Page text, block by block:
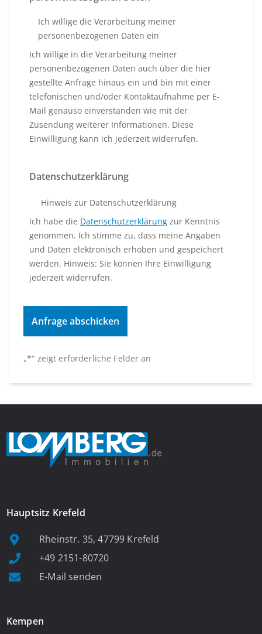
„*“ zeigt erforderliche Felder an
Ich willige die Verarbeitung meiner
personenbezogenen Daten ein
Ich willige in die Verarbeitung meiner
personenbezogenen Daten auch über die hier
gestellte Anfrage hinaus ein und bin mit einer
telefonischen und/oder Kontaktaufnahme per E-
Mail genauso einverstanden wie mit der
Zusendung weiterer Informationen. Diese
Einwilligung kann ich jederzeit widerrufen.
Datenschutzerklärung
Hinweis zur Datenschutzerklärung
Ich habe die Datenschutzerklärung zur Kenntnis
genommen. Ich stimme zu, dass meine Angaben
und Daten elektronisch erhoben und gespeichert
werden. Hinweis: Sie können Ihre Einwilligung
jederzeit widerrufen.
Hauptsitz Krefeld
Rheinstr. 35, 47799 Krefeld
+49 2151-80720
E-Mail senden
Kempen